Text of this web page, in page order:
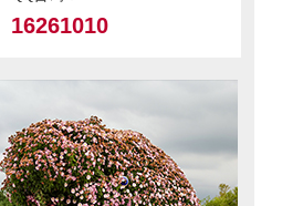
16261010